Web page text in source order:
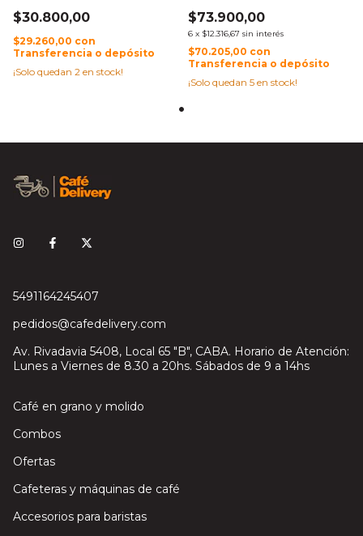
$30.800,00
$29.260,00 con
Transferencia o depósito
¡Solo quedan 2 en stock!
$73.900,00
6 x $12.316,67 sin interés
$70.205,00 con
Transferencia o depósito
¡Solo quedan 5 en stock!
5491164245407
pedidos@cafedelivery.com
Av. Rivadavia 5408, Local 65 "B", CABA. Horario de Atención:
Lunes a Viernes de 8.30 a 20hs. Sábados de 9 a 14hs
Café en grano y molido
Combos
Ofertas
Cafeteras y máquinas de café
Accesorios para baristas